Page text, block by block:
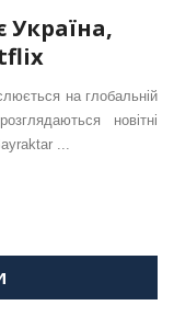
Україна,
на глобальній
новітні
...